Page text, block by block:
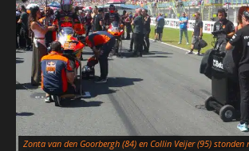
Zonta van den Goorbergh (84) en Collin Veijer (95)